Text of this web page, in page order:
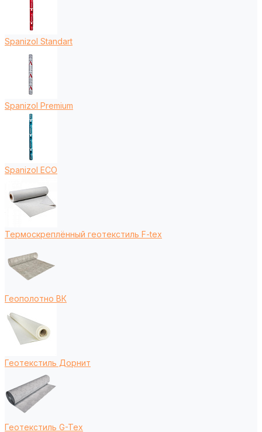
Spanizol Standart
Spanizol Premium
Spanizol ECO
Термоскреплённый геотекстиль F-tex
Геополотно ВК
Геотекстиль Дорнит
Геотекстиль G-Tex